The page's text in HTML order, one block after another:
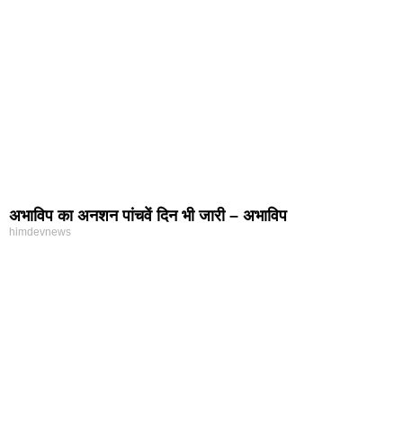
अभाविप का अनशन पांचवें दिन भी जारी – अभाविप
himdevnews